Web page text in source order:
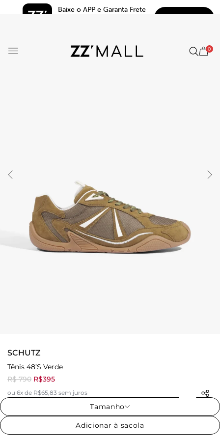
Baixe o APP e Garanta Frete
0
SCHUTZ
Tênis 48’S Verde
R$ 790 R$395
ou 6x de R$65,83 sem juros
Tamanho
Adicionar à sacola